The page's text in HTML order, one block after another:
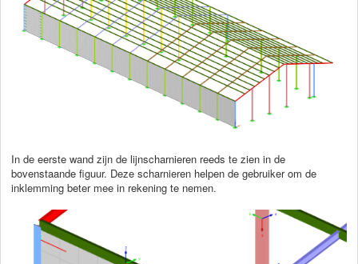
In de eerste wand zijn de lijnscharnieren reeds te zien in de
bovenstaande figuur. Deze scharnieren helpen de gebruiker om de
inklemming beter mee in rekening te nemen.